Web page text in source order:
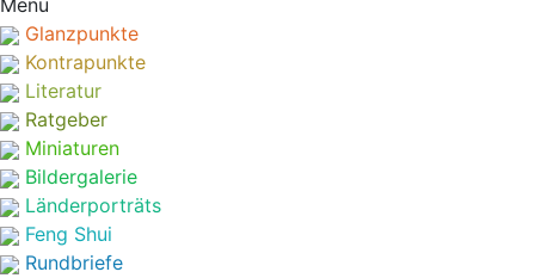
Menu
Glanzpunkte
Kontrapunkte
Literatur
Ratgeber
Miniaturen
Bildergalerie
Länderporträts
Feng Shui
Rundbriefe